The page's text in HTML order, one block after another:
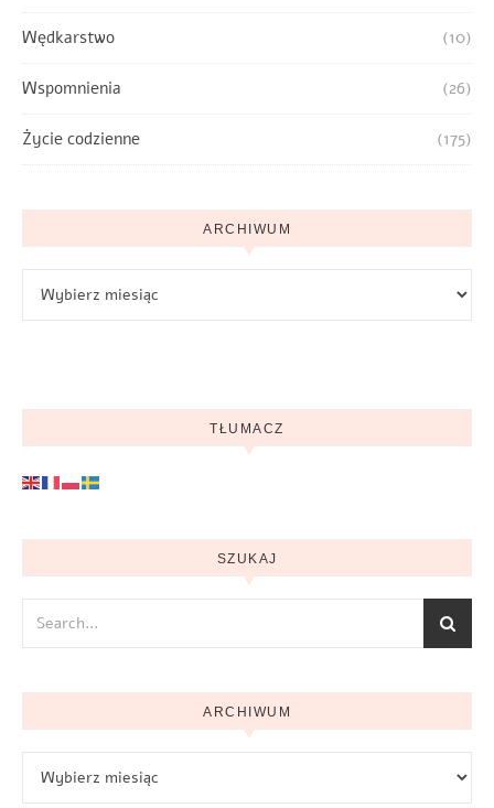
Wędkarstwo (10)
Wspomnienia (26)
Życie codzienne (175)
ARCHIWUM
TŁUMACZ
SZUKAJ
ARCHIWUM